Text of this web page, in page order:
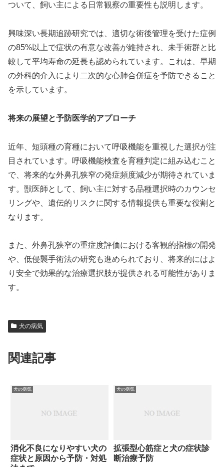
ついて、飼い主による日常観察の重要性も説明します。
興味深い長期追跡研究では、適切な術後管理を受けた症例
の85%以上で症状の有意な改善が維持され、未手術群と比
較して平均寿命の延長も認められています。これは、早期
の外科的介入により二次的な心肺合併症を予防できること
を示しています。
将来の展望と予防医学的アプローチ
近年、短頭種の育種において呼吸機能を重視した選択が注
目されています。呼吸機能検査を育種判定に組み込むこと
で、将来的な外鼻孔狭窄の発症頻度減少が期待されていま
す。獣医師として、飼い主に対する品種選択時のカウンセ
リングや、遺伝的リスクに関する情報提供も重要な役割と
なります。
また、外鼻孔狭窄の重症度評価における客観的指標の開発
や、低侵襲手術法の研究も進められており、将来的にはよ
り安全で効果的な治療選択肢が提供される可能性がありま
す。
犬の病気
関連記事
犬の病気
消化不良になりやすい犬の
症状と原因から予防・対処
犬の病気
拡張型心筋症と犬の症状診
断治療予防